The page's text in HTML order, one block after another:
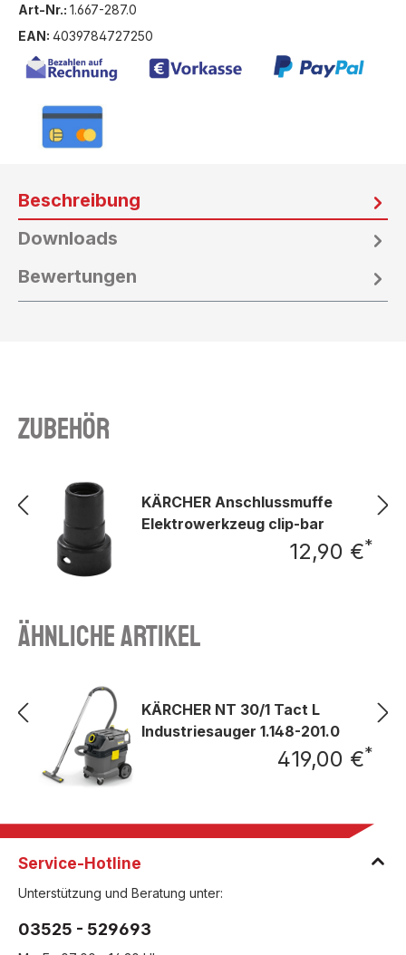
Art-Nr.: 1.667-287.0
EAN: 4039784727250
Beschreibung
Downloads
Bewertungen
Zubehör
KÄRCHER Anschlussmuffe
Elektrowerkzeug clip-bar
12,90 €*
Ähnliche Artikel
KÄRCHER NT 30/1 Tact L
Industriesauger 1.148-201.0
419,00 €*
Service-Hotline
Unterstützung und Beratung unter:
03525 - 529693